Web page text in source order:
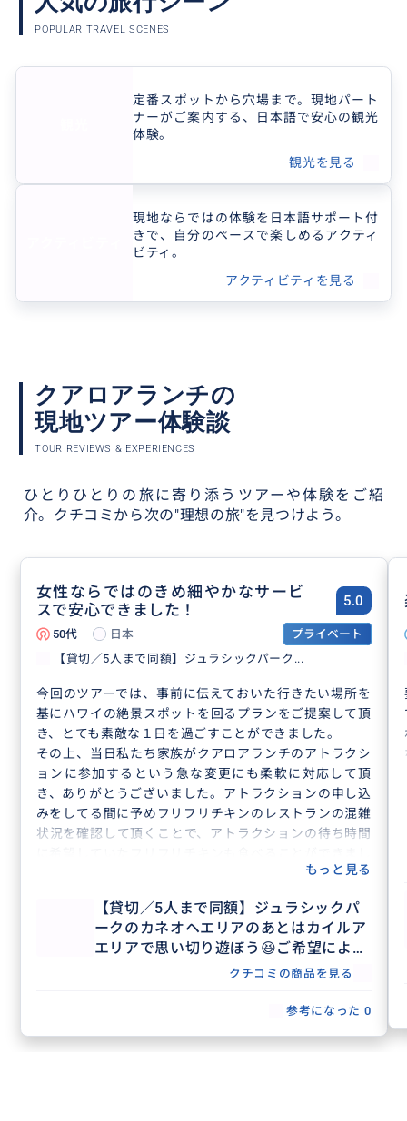
POPULAR TRAVEL SCENES
定番スポットから穴場まで。現地パート
ナーがご案内する、日本語で安心の観光
体験。
観光を見る
現地ならではの体験を日本語サポート付
きで、自分のペースで楽しめるアクティ
ビティ。
アクティビティを見る
クアロアランチの
現地ツアー体験談
TOUR REVIEWS & EXPERIENCES
ひとりひとりの旅に寄り添うツアーや体験をご紹
介。 クチコミから次の"理想の旅"を見つけよう。
女性ならではのきめ細やかなサービ
スで安心できました！
5.0
50代 日本
プライベート
【貸切／5人まで同額】ジュラシックパーク...
今回のツアーでは、事前に伝えておいた行きたい場所を
基にハワイの絶景スポットを回るプランをご提案して頂
き、とても素敵な１日を過ごすことができました。
その上、当日私たち家族がクアロアランチのアトラクシ
ョンに参加するという急な変更にも柔軟に対応して頂
き、ありがとうございました。アトラクションの申し込
みをしてる間に予めフリフリチキンのレストランの混雑
状況を確認して頂くことで、アトラクションの待ち時間
た！11歳の息子は人生で一番のチキンだといって喜んで
子供に対しても優しく対応してもらえるので、終始和や
かな雰囲気で楽しめました。また車に息子の帽子を忘れ
てしまったのですが、親切にホテルまで届けて頂きまし
す。女性ならではきめ細やかなサービスに安心できるの
で、お勧めです！また機会があれば是非お願いしたいと
もっと見る
【貸切／5人まで同額】ジュラシックパ
ークのカネオヘエリアのあとはカイルア
エリアで思い切り遊ぼう😆ご希望により
ドローン撮影もOK🌺クチコミの商品を見る
参考になった 0